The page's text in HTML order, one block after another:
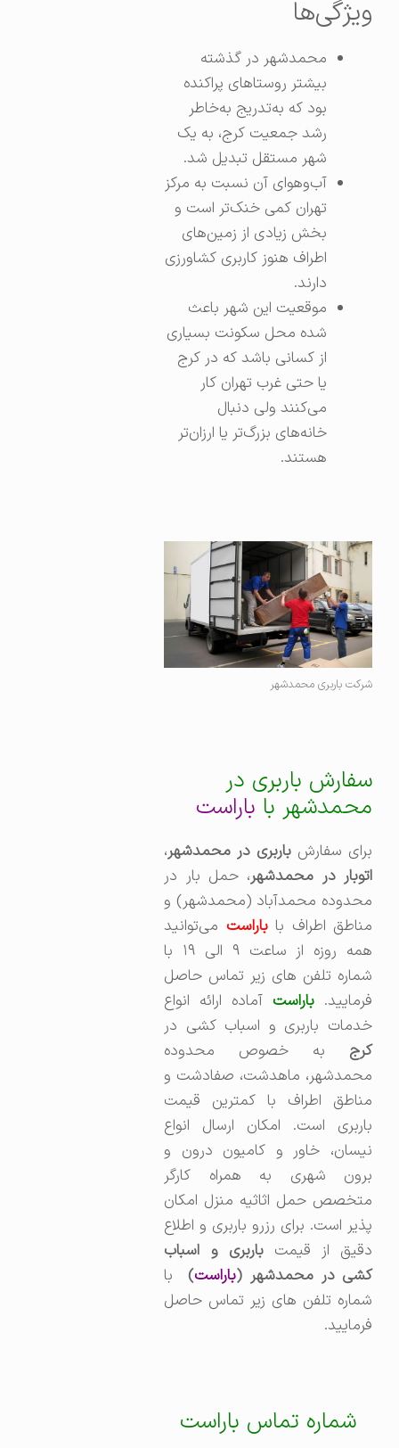
ویژگی‌ها
محمدشهر در گذشته
بیشتر روستاهای پراکنده
بود که به‌تدریج به‌خاطر
رشد جمعیت کرج، به یک
شهر مستقل تبدیل شد.
آب‌وهوای آن نسبت به مرکز
تهران کمی خنک‌تر است و
بخش زیادی از زمین‌های
اطراف هنوز کاربری کشاورزی
دارند.
موقعیت این شهر باعث
شده محل سکونت بسیاری
از کسانی باشد که در کرج
یا حتی غرب تهران کار
می‌کنند ولی دنبال
خانه‌های بزرگ‌تر یا ارزان‌تر
هستند.
شرکت باربری محمدشهر
سفارش باربری در
محمدشهر با باراست
برای سفارشباربری در محمدشهر،‌
اتوبار در محمدشهر، حمل بار در
محدوده محمدآباد (محمدشهر) و
مناطق اطراف باباراستمی‌توانید
همه روزه از ساعت ۹ الی ۱۹ با
شماره تلفن های زیر تماس حاصل
فرمایید.باراستآماده ارائه انواع
خدمات باربری و اسباب کشی در
کرجبه خصوص محدوده
محمدشهر، ماهدشت، صفادشت و
مناطق اطراف با کمترین قیمت
باربری است. امکان ارسال انواع
نیسان، خاور و کامیون درون و
برون شهری به همراه کارگر
متخصص حمل اثاثیه منزل امکان
پذیر است. برای رزرو باربری و اطلاع
دقیق از قیمتباربری و اسباب
کشی در محمدشهر (باراست)با
شماره تلفن های زیر تماس حاصل
فرمایید.
شماره تماس باراست